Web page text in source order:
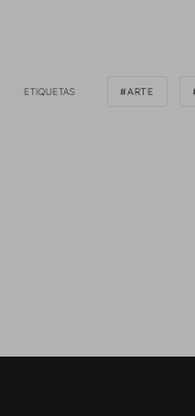
ETIQUETAS ARTE